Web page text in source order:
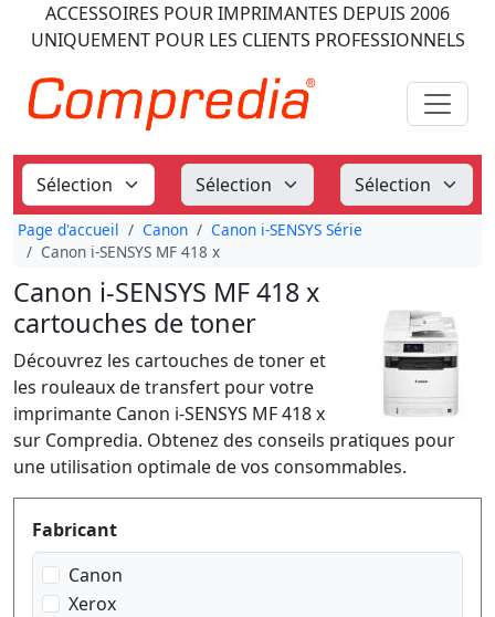
ACCESSOIRES POUR IMPRIMANTES DEPUIS 2006
UNIQUEMENT POUR LES CLIENTS PROFESSIONNELS
Page d'accueil Canon
Canon i-SENSYS Série
Canon i-SENSYS MF 418 x
Canon i-SENSYS MF 418 x
cartouches de toner
Découvrez les cartouches de toner et
les rouleaux de transfert pour votre
imprimante Canon i-SENSYS MF 418 x
sur Compredia. Obtenez des conseils pratiques pour
une utilisation optimale de vos consommables.
Produktfilter
Fabricant
Canon
Xerox